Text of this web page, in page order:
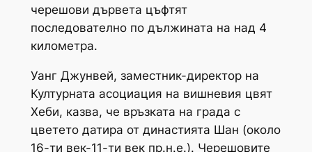
черешови дървета цъфтят
последователно по дължината на над 4
километра.
Уанг Джунвей, заместник-директор на
Културната асоциация на вишневия цвят
Хеби, казва, че връзката на града с
цветето датира от династията Шан (около
16-ти век-11-ти век пр.н.е.). Черешовите